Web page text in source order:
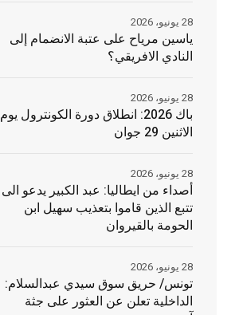
ياسين مرياح على عتبة الانضمام إلى
النادي الافريقي؟
28 يونيو، 2026
باك 2026: انطلاق دورة الكونترول يوم
الاثنين 29 جوان
28 يونيو، 2026
أصداء من ايطاليا: عبد الكبير يدعو الى
تتبع الذين قاموا بتعذيب سهيل ابن
الحومة بالقيروان
28 يونيو، 2026
تونس/ حريق سوق سيدي عبدالسلام:
الداخلية تعلن عن العثور على جثة
28 يونيو، 2026